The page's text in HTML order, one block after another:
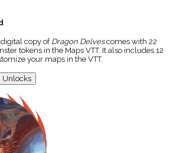
digital copy of Dragon Delvescomes with 22
tokens in the Maps VTT. It also includes 12
your maps in the VTT.
Unlocks